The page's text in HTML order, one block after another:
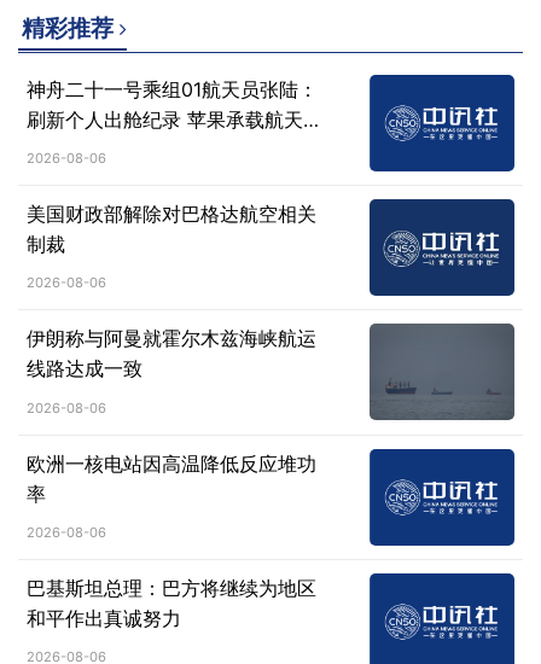
精彩推荐
神舟二十一号乘组01航天员张陆：
刷新个人出舱纪录 苹果承载航天
人心愿
2026-08-06
美国财政部解除对巴格达航空相关
制裁
2026-08-06
伊朗称与阿曼就霍尔木兹海峡航运
线路达成一致
2026-08-06
欧洲一核电站因高温降低反应堆功
率
2026-08-06
巴基斯坦总理：巴方将继续为地区
和平作出真诚努力
2026-08-06